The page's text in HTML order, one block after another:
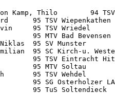
Kamp, Thilo        94 TSV
95 TSV
95 TSV Wriedel
95 MTV Bad
Niklas  95 SV Munster
95 SC Kirch-u.
95 TSV Eintracht
95 MTV Soltau
95 TSV Wehdel
95 SG
95 TuS